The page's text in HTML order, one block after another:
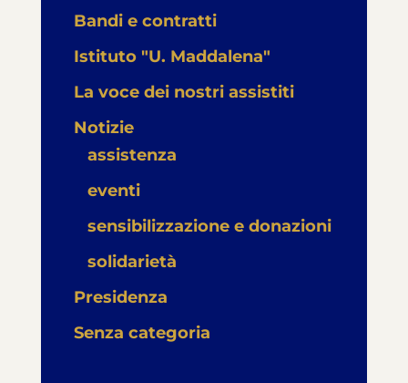
Bandi e contratti
Istituto "U. Maddalena"
La voce dei nostri assistiti
Notizie
assistenza
eventi
sensibilizzazione e donazioni
solidarietà
Presidenza
Senza categoria